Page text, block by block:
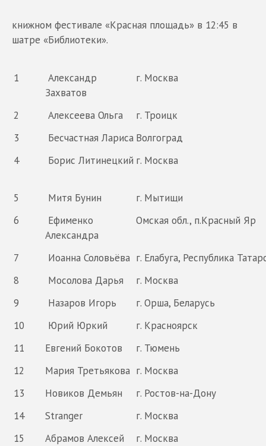
книжном фестивале «Красная площадь» в 12:45 в
шатре «Библиотеки».
1
Александр
Захватов
г. Москва
2 Алексеева Ольга
г. Троицк
3
Бесчастная Лариса Волгоград
4
Борис Литинецкий г. Москва
5 Митя Бунин
г. Мытищи
6
Ефименко
Александра
Омская обл., п.Красный Яр
7 Иоанна Соловьёва г. Елабуга, Республика
8
Мосолова Дарья
г. Москва
9
Назаров Игорь
г. Орша, Беларусь
10
Юрий Юркий
г. Красноярск
11
Евгений Бокотов
г. Тюмень
12
Мария Третьякова г. Москва
13
Новиков Демьян
г. Ростов-на-Дону
14
Stranger
г. Москва
15
Абрамов Алексей
г. Москва